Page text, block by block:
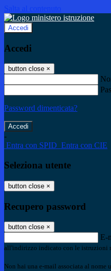
Salta al contenuto
Accedi
Accedi
button close ×
Password dimenticata?
-
Entra con SPID Entra con CIE
Seleziona utente
button close ×
Recupero password
button close ×
E-
all'indirizzo indicato con le istruzioni
Non hai una e-mail associata al nome